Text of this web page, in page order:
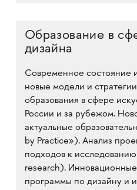
Образование в
дизайна
Современное состояние
новые модели и
образования в сфере
России и за рубежом.
актуальные
by Practice»). Анализ
подходов к
research).
программы по дизайну и